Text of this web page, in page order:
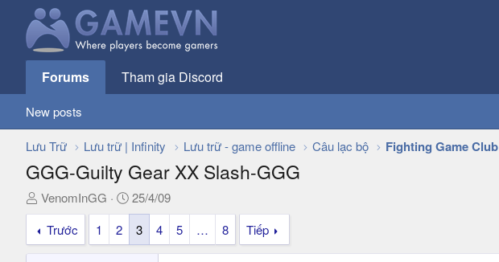
Forums Tham gia Discord
New posts
Lưu Trữ Lưu trữ | Infinity Lưu trữ - game offline Câu lạc bộ Fighting Game Club
GGG-Guilty Gear XX Slash-GGG
T
h
e
VenomInGG
N
g
à
y
25/4/09
Trước
1 2 3 4 5 … 8 Tiếp